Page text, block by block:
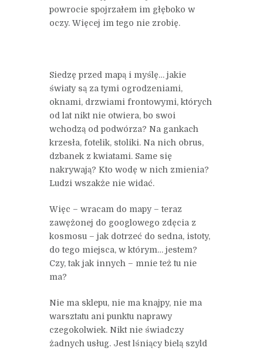
powrocie spojrzałem im głęboko w
oczy. Więcej im tego nie zrobię.
Siedzę przed mapą i myślę… jakie
światy są za tymi ogrodzeniami,
oknami, drzwiami frontowymi, których
od lat nikt nie otwiera, bo swoi
wchodzą od podwórza? Na gankach
krzesła, fotelik, stoliki. Na nich obrus,
dzbanek z kwiatami. Same się
nakrywają? Kto wodę w nich zmienia?
Ludzi wszakże nie widać.
Więc – wracam do mapy – teraz
zawężonej do googlowego zdęcia z
kosmosu – jak dotrzeć do sedna, istoty,
do tego miejsca, w którym… jestem?
Czy, tak jak innych – mnie też tu nie
ma?
Nie ma sklepu, nie ma knajpy, nie ma
warsztatu ani punktu naprawy
czegokolwiek. Nikt nie świadczy
żadnych usług. Jest lśniący bielą szyld